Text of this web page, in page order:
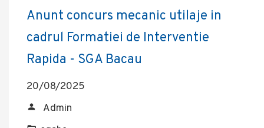
Anunt concurs mecanic utilaje in
cadrul Formatiei de Interventie
Rapida - SGA Bacau
20/08/2025
Admin